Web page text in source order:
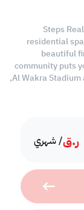
ر.ق/ شهري
Steps
residential
beautiful
community puts
,Al Wakra